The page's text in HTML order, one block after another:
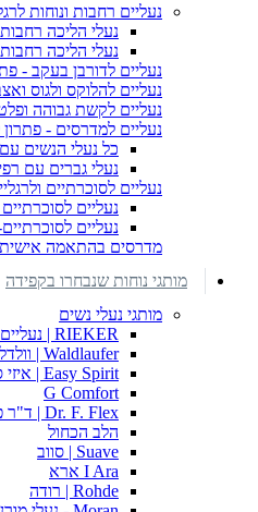
נעליים רחבות ונוחות
נעלי הליכה
נעלי הליכה
נעליים לדורבן בעקב -
נעליים להלוקס ולגוס
נעליים לקשת גבוהה
נעליים למדרסים - פתרון
כל נעלי הנשים
נעלי גברים עם
נעליים לסוכרתיים
נעליים
נעליים
מדרסים בהתאמה אישית
מותגי נוחות שנבחרו בקפידה
מותגי נעלי נשים
RIEKER | נעליים נוחות עם יציבות יומיומית
Waldlaufer | וולדלאופר נעלים עם מידות רוחב
Easy Spirit | איזי ספיריט נוחות אמריקאית יומיומית
G Comfort
Dr. F. Flex | ד"ר פלקס
הלב הכחול
Suave | סווב
I Ara ארא
Rohde | רודה